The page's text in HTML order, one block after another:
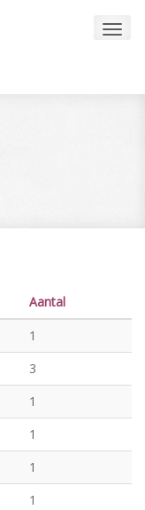
Aantal
1
3
1
1
1
1